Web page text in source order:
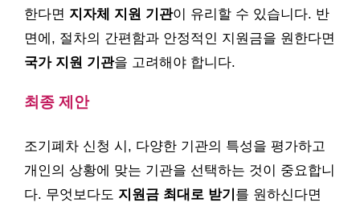
한다면 지자체 지원 기관이 유리할 수 있습니다. 반
면에, 절차의 간편함과 안정적인 지원금을 원한다면
국가 지원 기관을 고려해야 합니다.
최종 제안
조기폐차 신청 시, 다양한 기관의 특성을 평가하고
개인의 상황에 맞는 기관을 선택하는 것이 중요합니
다. 무엇보다도 지원금 최대로 받기 를 원하신다면